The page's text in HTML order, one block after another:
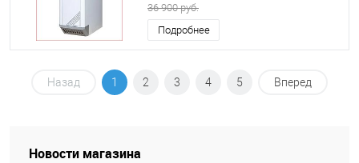
36 900 руб.
Подробнее
Назад 1 2 3 4 5 Вперед
Новости магазина